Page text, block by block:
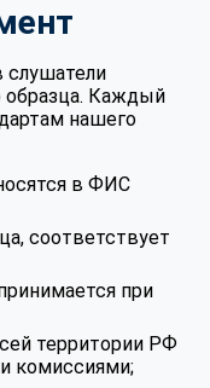
слушатели
образца. Каждый
нашего
в ФИС
соответствует
при
территории РФ
комиссиями;